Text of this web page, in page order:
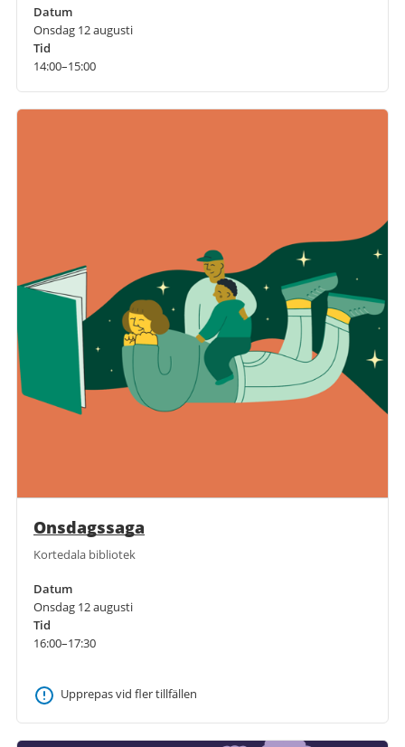
Datum
Onsdag 12 augusti
Tid
14:00–15:00
Onsdagssaga
Kortedala bibliotek
Datum
Onsdag 12 augusti
Tid
16:00–17:30
Upprepas vid fler tillfällen